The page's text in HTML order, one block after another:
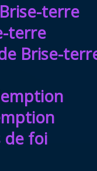
terre
terre
Brise-
de foi